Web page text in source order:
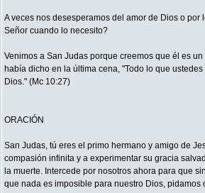
A veces nos desesperamos del amor de Dios o
Señor cuando lo necesito?
Venimos a San Judas porque creemos que él es
había dicho en la última cena, "Todo lo que
Dios." (Mc 10:27)
ORACIÓN
San Judas, tú eres el primo hermano y amigo de
compasión infinita y a experimentar su gracia
la muerte. Intercede por nosotros ahora para que
que nada es imposible para nuestro Dios,